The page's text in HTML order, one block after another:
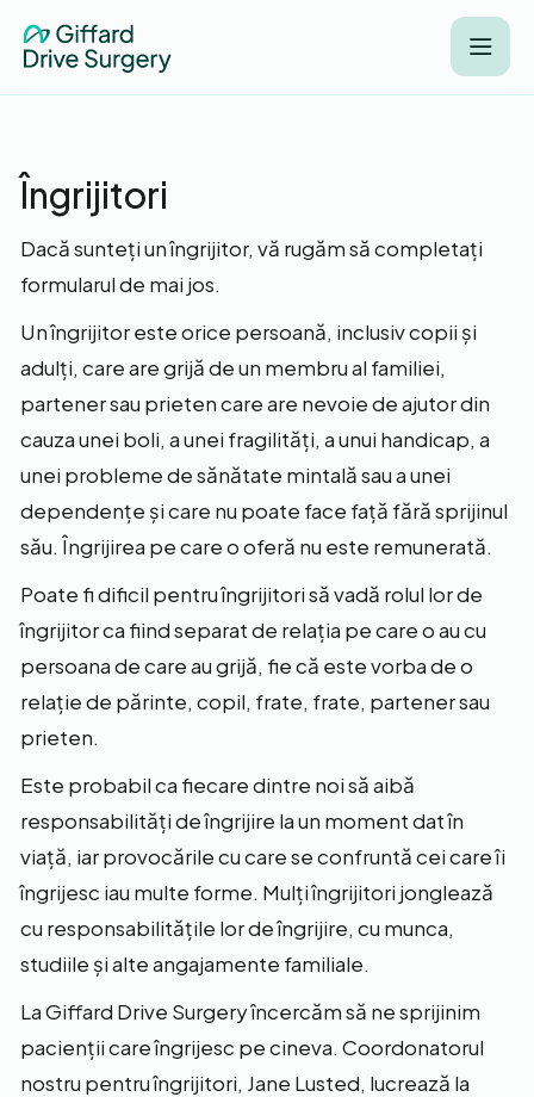
Îngrijitori
Dacă sunteți un îngrijitor, vă rugăm să completați
formularul de mai jos.
Un îngrijitor este orice persoană, inclusiv copii și
adulți, care are grijă de un membru al familiei,
partener sau prieten care are nevoie de ajutor din
cauza unei boli, a unei fragilități, a unui handicap, a
unei probleme de sănătate mintală sau a unei
dependențe și care nu poate face față fără sprijinul
său. Îngrijirea pe care o oferă nu este remunerată.
Poate fi dificil pentru îngrijitori să vadă rolul lor de
îngrijitor ca fiind separat de relația pe care o au cu
persoana de care au grijă, fie că este vorba de o
relație de părinte, copil, frate, frate, partener sau
prieten.
Este probabil ca fiecare dintre noi să aibă
responsabilități de îngrijire la un moment dat în
viață, iar provocările cu care se confruntă cei care îi
îngrijesc iau multe forme. Mulți îngrijitori jonglează
cu responsabilitățile lor de îngrijire, cu munca,
studiile și alte angajamente familiale.
La Giffard Drive Surgery încercăm să ne sprijinim
pacienții care îngrijesc pe cineva. Coordonatorul
nostru pentru îngrijitori, Jane Lusted, lucrează la